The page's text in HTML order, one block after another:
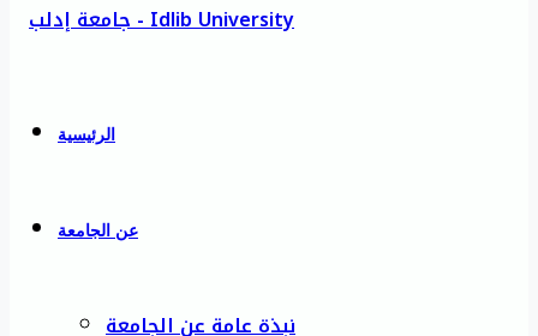
الرئيسية
عن الجامعة
نبذة عامة عن الجامعة